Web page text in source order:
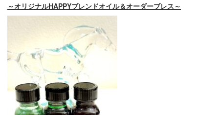
～オリジナルHAPPYブレンドオイル＆オーダーブレス～